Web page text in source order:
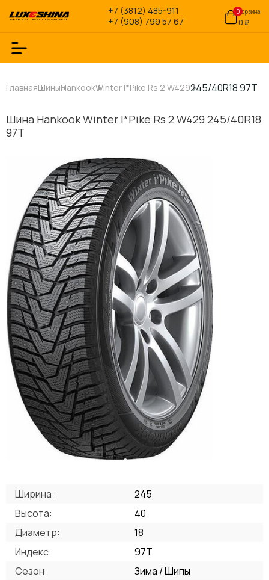
+7 (3812) 485-911
+7 (908) 799 57 67
0Корзина
0 ₽
ГлавнаяШиныHankookWinter I*Pike Rs 2 W429245/40R18 97T
Шина Hankook Winter I*Pike Rs 2 W429 245/40R18
97T
Ширина:
245
Высота:
40
Диаметр:
18
Индекс:
97T
Сезон:
Зима / Шипы